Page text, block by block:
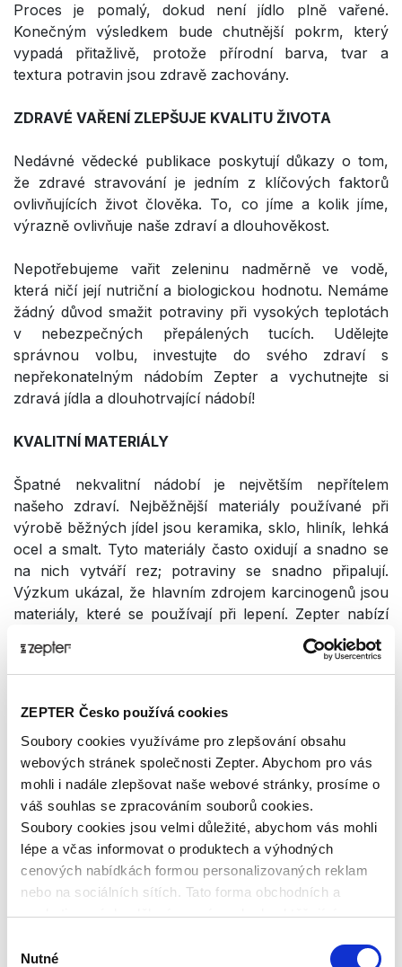
ZEPTER Česko používá cookies
Soubory cookies využíváme pro zlepšování obsahu
webových stránek společnosti Zepter. Abychom pro vás
mohli i nadále zlepšovat naše webové stránky, prosíme o
váš souhlas se zpracováním souborů cookies.
Soubory cookies jsou velmi důležité, abychom vás mohli
lépe a včas informovat o produktech a výhodných
cenových nabídkách formou personalizovaných reklam
nebo na sociálních sítích. Tato forma obchodních a
marketingových sdělení pro vás nebude obtěžující.
souhlasu
Nutné
Proces je pomalý, dokud není jídlo plně vařené.
Konečným výsledkem bude chutnější pokrm, který
vypadá přitažlivě, protože přírodní barva, tvar a
textura potravin jsou zdravě zachovány.
ZDRAVÉ VAŘENÍ ZLEPŠUJE KVALITU ŽIVOTA
Nedávné vědecké publikace poskytují důkazy o tom,
že zdravé stravování je jedním z klíčových faktorů
ovlivňujících život člověka. To, co jíme a kolik jíme,
výrazně ovlivňuje naše zdraví a dlouhověkost.
Nepotřebujeme vařit zeleninu nadměrně ve vodě,
která ničí její nutriční a biologickou hodnotu. Nemáme
žádný důvod smažit potraviny při vysokých teplotách
v nebezpečných přepálených tucích. Udělejte
správnou volbu, investujte do svého zdraví s
nepřekonatelným nádobím Zepter a vychutnejte si
zdravá jídla a dlouhotrvající nádobí!
KVALITNÍ MATERIÁLY
Špatné nekvalitní nádobí je největším nepřítelem
našeho zdraví. Nejběžnější materiály používané při
výrobě běžných jídel jsou keramika, sklo, hliník, lehká
ocel a smalt. Tyto materiály často oxidují a snadno se
na nich vytváří rez; potraviny se snadno připalují.
Výzkum ukázal, že hlavním zdrojem karcinogenů jsou
materiály, které se používají při lepení. Zepter nabízí
nádobí, které neobsahuje žádné škodlivé materiály
nebo nátěry. Při jejich výrobě se používají speciální
technologie, které mění strukturu kovu a nádoby jsou
naprosto bezpečné pro vaše zdraví.
KOV 316L
Nádoby Zepter jsou vyrobeny z vysoce kvalitního
kovu 316L Zepter, který ve srovnání s nerezovou ocelí
18/10, je výjimečným, cennějším a extrémně odolným
materiálem. Tento kov je šetrný k životnímu prostředí,
nezničitelný, odolnější vůči fyzikálním a chemickým
vlivům a zcela odolný vůči korozi.
nádobí nezachovává pachy potravin a nemění barvu.